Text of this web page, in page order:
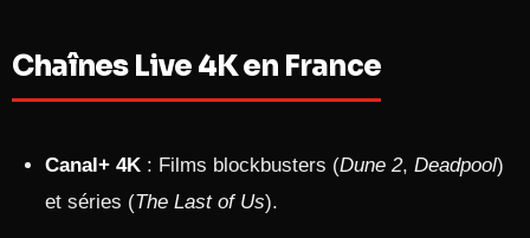
Chaînes Live 4K en France
Canal+ 4K : Films blockbusters (Dune 2, Deadpool)
et séries (The Last of Us).